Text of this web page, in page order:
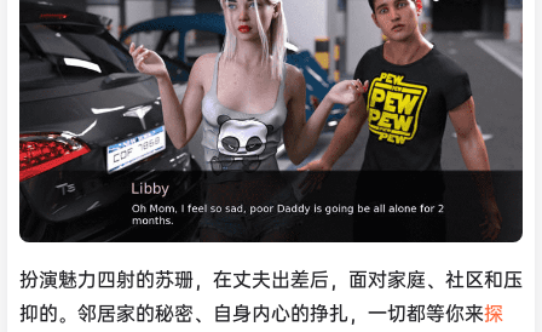
扮演魅力四射的苏珊，在丈夫出差后，面对家庭、社区和压
抑的。邻居家的秘密、自身内心的挣扎，一切都等你来探